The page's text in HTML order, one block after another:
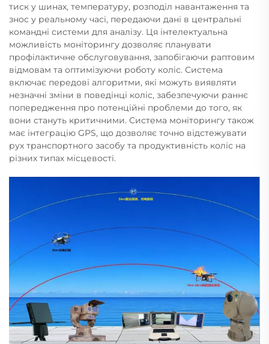
тиск у шинах, температуру, розподіл навантаження та
знос у реальному часі, передаючи дані в центральні
командні системи для аналізу. Ця інтелектуальна
можливість моніторингу дозволяє планувати
профілактичне обслуговування, запобігаючи раптовим
відмовам та оптимізуючи роботу коліс. Система
включає передові алгоритми, які можуть виявляти
незначні зміни в поведінці коліс, забезпечуючи раннє
попередження про потенційні проблеми до того, як
вони стануть критичними. Система моніторингу також
має інтеграцію GPS, що дозволяє точно відстежувати
рух транспортного засобу та продуктивність коліс на
різних типах місцевості.